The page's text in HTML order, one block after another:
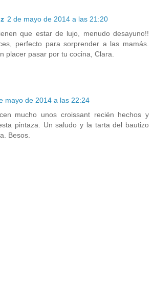
2 de mayo de 2014 a las 21:20
que estar de lujo, menudo desayuno!!
perfecto para sorprender a las mamás.
placer pasar por tu cocina, Clara.
mayo de 2014 a las 22:24
mucho unos croissant recién hechos y
pintaza. Un saludo y la tarta del bautizo
Besos.